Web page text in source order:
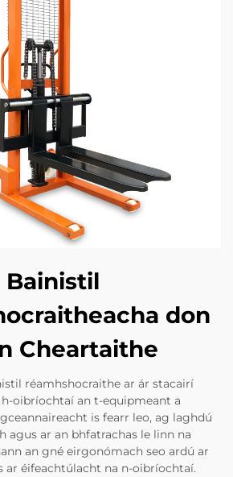
Bainistil
don
Cheartaithe
réamhshocraithe ar ár stacairí
oibríochtaí an t-equipmeant a
is fearr leo, ag laghdú
agus ar an bhfatrachas le linn na
an gné eirgonómach seo ardú ar
ar éifeachtúlacht na n-oibríochtaí.